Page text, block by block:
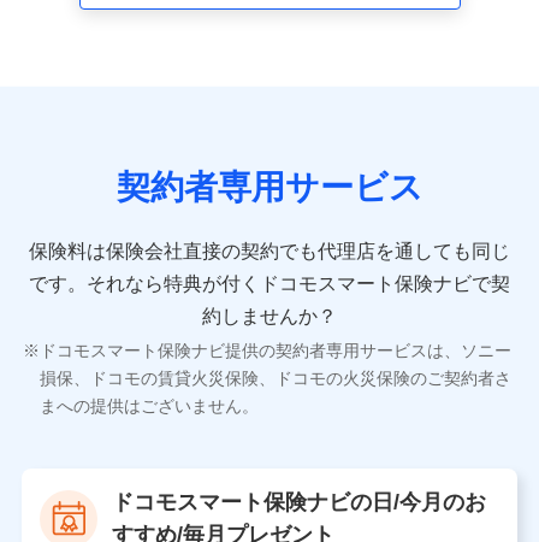
契約者専用サービス
保険料は保険会社直接の契約でも代理店を通しても同じ
です。 それなら特典が付くドコモスマート保険ナビで契
約しませんか？
ドコモスマート保険ナビ提供の契約者専用サービスは、ソニー
損保、ドコモの賃貸火災保険、ドコモの火災保険のご契約者さ
まへの提供はございません。
ドコモスマート保険ナビの日/今月のお
すすめ/毎月プレゼント